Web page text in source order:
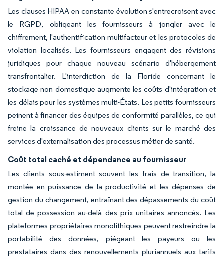
Les clauses HIPAA en constante évolution s'entrecroisent avec
le RGPD, obligeant les fournisseurs à jongler avec le
chiffrement, l'authentification multifacteur et les protocoles de
violation localisés. Les fournisseurs engagent des révisions
juridiques pour chaque nouveau scénario d'hébergement
transfrontalier. L'interdiction de la Floride concernant le
stockage non domestique augmente les coûts d'intégration et
les délais pour les systèmes multi-États. Les petits fournisseurs
peinent à financer des équipes de conformité parallèles, ce qui
freine la croissance de nouveaux clients sur le marché des
services d'externalisation des processus métier de santé.
Coût total caché et dépendance au fournisseur
Les clients sous-estiment souvent les frais de transition, la
montée en puissance de la productivité et les dépenses de
gestion du changement, entraînant des dépassements du coût
total de possession au-delà des prix unitaires annoncés. Les
plateformes propriétaires monolithiques peuvent restreindre la
portabilité des données, piégeant les payeurs ou les
prestataires dans des renouvellements pluriannuels aux tarifs